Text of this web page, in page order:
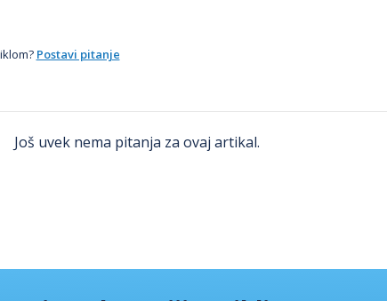
Postavi pitanje
Još uvek nema pitanja za ovaj artikal.